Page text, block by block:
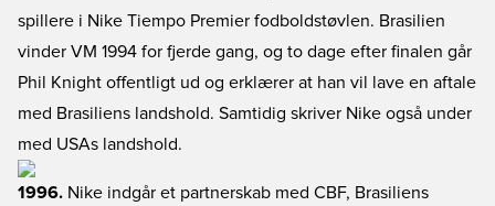
spillere i Nike Tiempo Premier fodboldstøvlen. Brasilien
vinder VM 1994 for fjerde gang, og to dage efter finalen går
Phil Knight offentligt ud og erklærer at han vil lave en aftale
med Brasiliens landshold. Samtidig skriver Nike også under
med USAs landshold.
1996. Nike indgår et partnerskab med CBF, Brasiliens